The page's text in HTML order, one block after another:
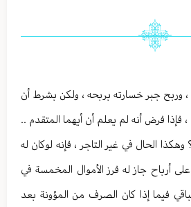
، وربح جبر خسارته بربحه ، ولكن بشرط أن
فإذا فرض أنه لم يعلم أن أيهما المتقدم ..
الحال في غير التاجر ، فإنه لوكان له
أرباح جاز له فرز الأموال المخمسة في
فيما إذا كان الصرف من المؤونة بعد